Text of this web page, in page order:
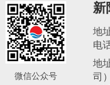
微信公众号
新
地
电
地
司）
新阳电子交易中心